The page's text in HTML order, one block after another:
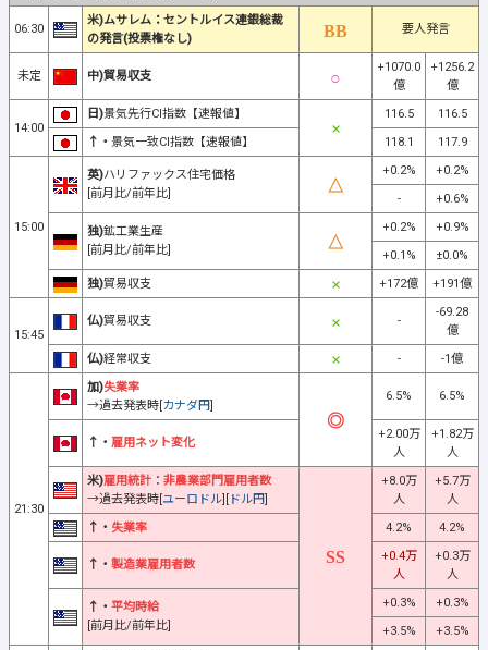
06:30
米)ムサレム：セントルイス連銀総裁
の発言(投票権なし)
要人発言
未定 中)貿易収支
+1070.0
億
+1256.2
億
14:00
日)景気先行CI指数【速報値】 116.5
116.5
↑・ 景気一致CI指数【速報値】 118.1 117.9
15:00
英)ハリファックス住宅価格
[前月比/前年比]
+0.2%
+0.2%
-
+0.6%
独)鉱工業生産
[前月比/前年比]
+0.2%
+0.9%
+0.1%
±0.0%
独)貿易収支 +172億 +191億
15:45
仏)貿易収支 -
-69.28
億
仏)経常収支 - -1億
21:30
加)失業率
→過去発表時[カナダ円]
6.5% 6.5%
↑・ 雇用ネット変化
+2.00万
人
+1.82万
人
米)雇用統計 ： 非農業部門雇用者数
→過去発表時[ユーロドル][ ドル円]
+8.0万
人
+5.7万
人
↑・ 失業率 4.2% 4.2%
↑・ 製造業雇用者数
+0.4万
人
+0.3万
人
↑・ 平均時給
[前月比/前年比]
+0.3%
+0.3%
+3.5%
+3.5%